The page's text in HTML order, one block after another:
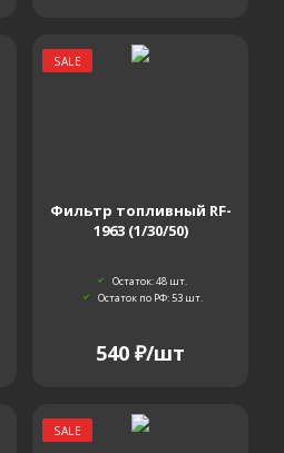
SALE
Фильтр топливный RF-
1963 (1/30/50)
Остаток: 48 шт.
Остаток по РФ: 53шт.
540 ₽/шт
SALE